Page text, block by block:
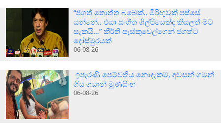
“ජගත් තොත්ත බබෙක්.. මිරිඟුවක් පස්සේ
යන්නේ.. එයා සංගීත ශිල්පියෙක්ද කියලත් මට
සැකයි…” කීර්ති පැස්කුවෙල්ගෙන් ජගත්ට
දෝස්මුරයක්
06-08-26
ඉපැරණි පෙම්වතිය නොදැකම, අවසන් ගමන්
ගිය ගයාන් මුණසිංහ
06-08-26